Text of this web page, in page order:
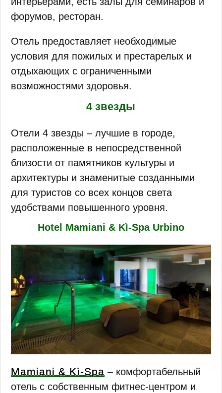
форумов, ресторан.
Отель предоставляет необходимые
условия для пожилых и престарелых и
отдыхающих с ограниченными
возможностями здоровья.
4 звезды
Отели 4 звезды – лучшие в городе,
расположенные в непосредственной
близости от памятников культуры и
архитектуры и знаменитые созданными
для туристов со всех концов света
удобствами повышенного уровня.
Hotel Mamiani & Kì-Spa Urbino
Mamiani & Kì-Spa – комфортабельный
отель с собственным фитнес-центром и